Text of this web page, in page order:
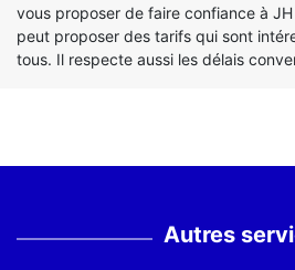
vous proposer de faire confiance à
peut proposer des tarifs qui sont
tous. Il respecte aussi les délais
Autres